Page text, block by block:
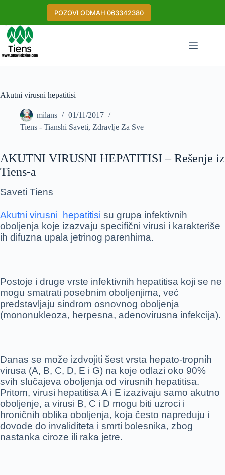
POZOVI ODMAH 063342380
Akutni virusni hepatitisi
milans
01/11/2017
Tiens - Tianshi Saveti, Zdravlje Za Sve
AKUTNI VIRUSNI HEPATITISI – Rešenje iz
Tiens-a
Saveti Tiens
Akutni virusni hepatitisi su grupa infektivnih
oboljenja koje izazvaju specifični virusi i karakteriše
ih difuzna upala jetrinog parenhima.
Postoje i druge vrste infektivnih hepatitisa koji se ne
mogu smatrati posebnim oboljenjima, već
predstavljaju sindrom osnovnog oboljenja
(mononukleoza, herpesna, adenovirusna infekcija).
Danas se može izdvojiti šest vrsta hepato-tropnih
virusa (A, B, C, D, E i G) na koje odlazi oko 90%
svih slučajeva oboljenja od virusnih hepatitisa.
Pritom, virusi hepatitisa A i E izazivaju samo akutno
oboljenje, a virusi B, C i D mogu biti uzroci i
hroničnih oblika oboljenja, koja često napreduju i
dovode do invaliditeta i smrti bolesnika, zbog
nastanka ciroze ili raka jetre.